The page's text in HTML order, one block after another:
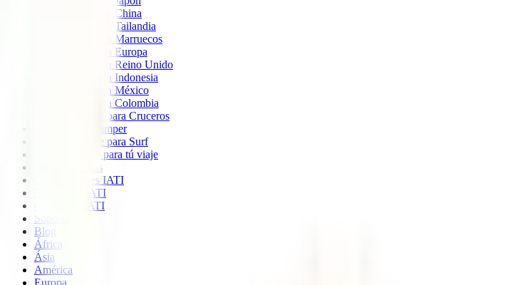
Seguro de viaje a China
Seguro de viaje a Tailandia
Seguro de viaje a Marruecos
Seguro de viaje a Europa
Seguro de viaje a Reino Unido
Seguro de viaje a Indonesia
Seguro de viaje a México
Seguro de viaje a Colombia
Seguro de viaje para Cruceros
Seguro para Camper
Seguro de viaje para Surf
Imprescindible para tú viaje
Quiénes somos
Colaboradores IATI
Descuento IATI
Opiniones IATI
Soporte
Blog
África
Ásia
América
Europa